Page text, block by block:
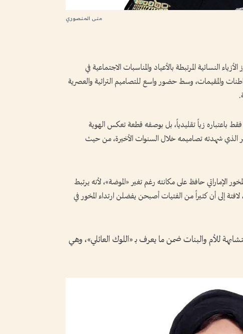
منى المنصوري
النسائية المرتبطة بالأعياد والمناسبات الاجتماعية في
والمقيمات، وسط حضور واسع للتصاميم التراثية والعصرية
باعتباره زياً تقليدياً، بل بوصفه قطعة تعكس الهوية
الذي شهدته تصاميمه خلال السنوات الأخيرة، من حيث
الإماراتي حافظ على مكانته رغم تغير «الموضة»، لأنه يرتبط
لافتة إلى أن كثيراً من الفتيات أصبحن يفضلن ارتداء المخور في
للأم والبنات ضمن ما يعرف بـ «اللوك العائلي»، وهي